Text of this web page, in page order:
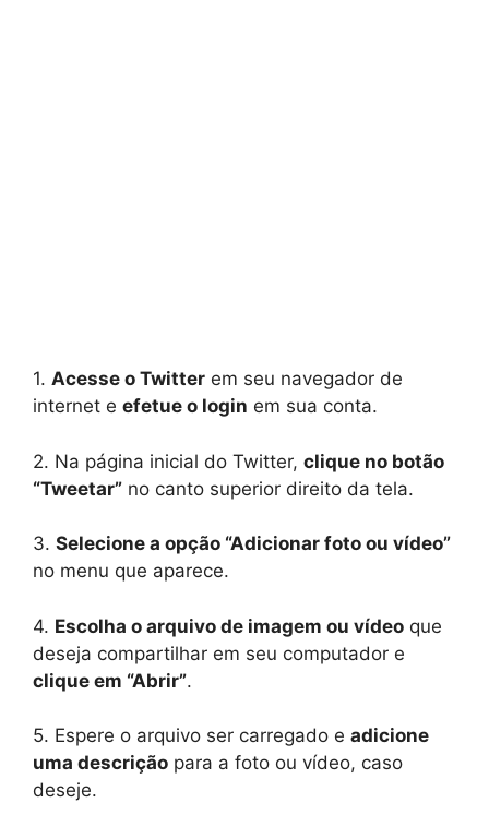
1. Acesse o Twitter em seu navegador de
internet e efetue o login em sua conta.
2. Na página inicial do Twitter, clique no botão
“Tweetar” no canto superior direito da tela.
3. Selecione a opção “Adicionar foto ou vídeo”
no menu que aparece.
4. Escolha o arquivo de imagem ou vídeo que
deseja compartilhar em seu computador e
clique em “Abrir”.
5. Espere o arquivo ser carregado e adicione
uma descrição para a foto ou vídeo, caso
deseje.